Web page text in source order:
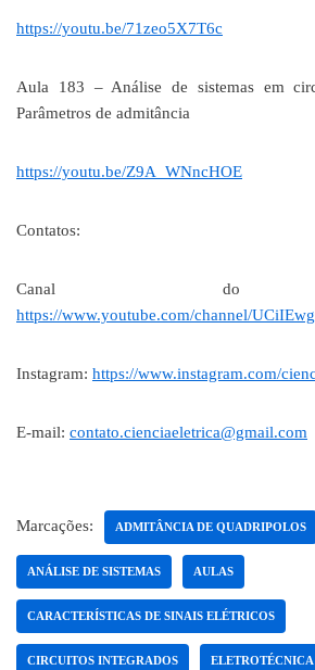
https://youtu.be/71zeo5X7T6c
Aula 183 – Análise de sistemas em
Parâmetros de admitância
https://youtu.be/Z9A_WNncHOE
Contatos:
Canal do
https://www.youtube.com/channel/
Instagram: https://www.instagram.com/
E-mail: contato.cienciaeletrica@gmail.com
Marcações: ADMITÂNCIA DE QUADRIPOLOS
ANÁLISE DE SISTEMAS AULAS
CARACTERÍSTICAS DE SINAIS ELÉTRICOS
CIRCUITOS INTEGRADOS ELETROTÉCNICA